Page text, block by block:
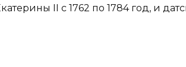
II с 1762 по 1784 год, и